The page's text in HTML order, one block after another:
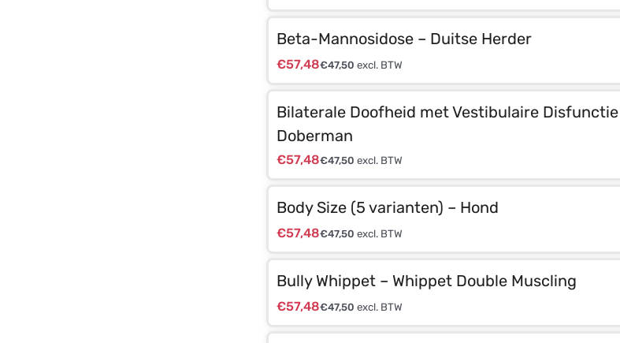
Beta-Mannosidose – Duitse Herder
€57,48€47,50 excl. BTW
Bilaterale Doofheid met Vestibulaire Disfunctie
Doberman
€57,48€47,50 excl. BTW
Body Size (5 varianten) – Hond
€57,48€47,50 excl. BTW
Bully Whippet – Whippet Double Muscling
€57,48€47,50 excl. BTW